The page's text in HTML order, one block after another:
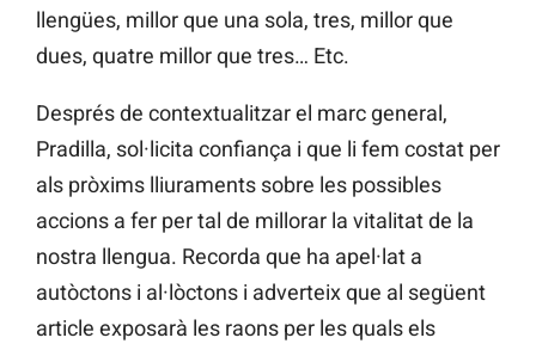
llengües, millor que una sola, tres, millor que
dues, quatre millor que tres… Etc.
Després de contextualitzar el marc general,
Pradilla, sol·licita confiança i que li fem costat per
als pròxims lliuraments sobre les possibles
accions a fer per tal de millorar la vitalitat de la
nostra llengua. Recorda que ha apel·lat a
autòctons i al·lòctons i adverteix que al següent
article exposarà les raons per les quals els